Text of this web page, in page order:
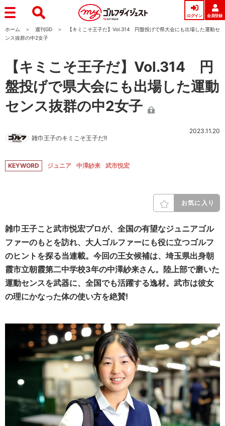
ログイン 会員登録
ホーム 週刊GD
【キミこそ王子だ】Vol.314 円盤投げで県大会にも出場した運動セ
ンス抜群の中2女子
【キミこそ王子だ】Vol.314 円
盤投げで県大会にも出場した運動
センス抜群の中2女子
雑巾王子のキミこそ王子だ!!
2023.11.20
KEYWORD ジュニア 中澤紗来 武市悦宏
お気に入り
雑巾王子こと武市悦宏プロが、全国の有望なジュニアゴル
ファーのもとを訪れ、大人ゴルファーにも役に立つゴルフ
のヒントを探る当連載。今回の王女候補は、埼玉県出身朝
霞市立朝霞第二中学校3年の中澤紗来さん。陸上部で磨いた
運動センスを武器に、全国でも活躍する逸材。武市は彼女
の理にかなった体の使い方を絶賛!